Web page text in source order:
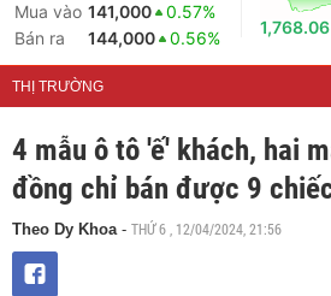
Mua vào 141,000
0.57%
Bán ra
144,000 0.56%
1,768.06
THỊ TRƯỜNG
4 mẫu ô tô 'ế' khách, hai
đồng chỉ bán được 9
Theo Dy Khoa - THỨ 6 , 12/04/2024, 21:56